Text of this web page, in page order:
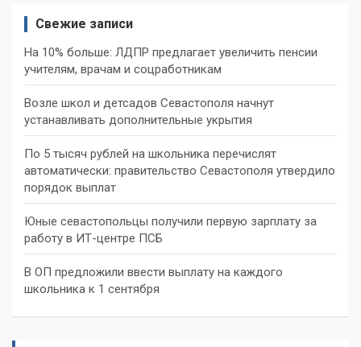
Свежие записи
На 10% больше: ЛДПР предлагает увеличить пенсии
учителям, врачам и соцработникам
Возле школ и детсадов Севастополя начнут
устанавливать дополнительные укрытия
По 5 тысяч рублей на школьника перечислят
автоматически: правительство Севастополя утвердило
порядок выплат
Юные севастопольцы получили первую зарплату за
работу в ИТ-центре ПСБ
В ОП предложили ввести выплату на каждого
школьника к 1 сентября